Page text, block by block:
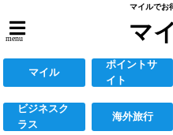
マイルでお
menu マ
マイル
ポイントサ
イト
ビジネスク
ラス
海外旅行